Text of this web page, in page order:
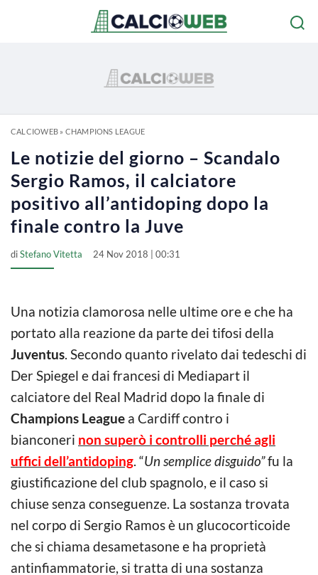
CALCIOWEB» CHAMPIONS LEAGUE
Le notizie del giorno – Scandalo
Sergio Ramos, il calciatore
positivo all’antidoping dopo la
finale contro la Juve
diStefano Vitetta 24 Nov 2018 | 00:31
Una notizia clamorosa nelle ultime ore e che ha
portato alla reazione da parte dei tifosi della
Juventus. Secondo quanto rivelato dai tedeschi di
Der Spiegel e dai francesi di Mediapart il
calciatore del Real Madrid dopo la finale di
Champions League a Cardiff contro i
bianconeri non superò i controlli perché agli
uffici dell’antidoping. “Un semplice disguido”fu la
giustificazione del club spagnolo, e il caso si
chiuse senza conseguenze. La sostanza trovata
nel corpo di Sergio Ramos è un glucocorticoide
che si chiama desametasone e ha proprietà
antinfiammatorie, si tratta di una sostanza